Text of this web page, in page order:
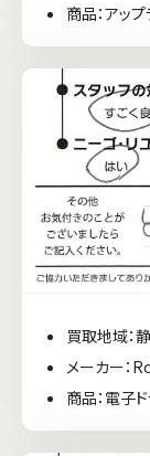
商品：アッ
買取地域：
メーカー：
商品：電子